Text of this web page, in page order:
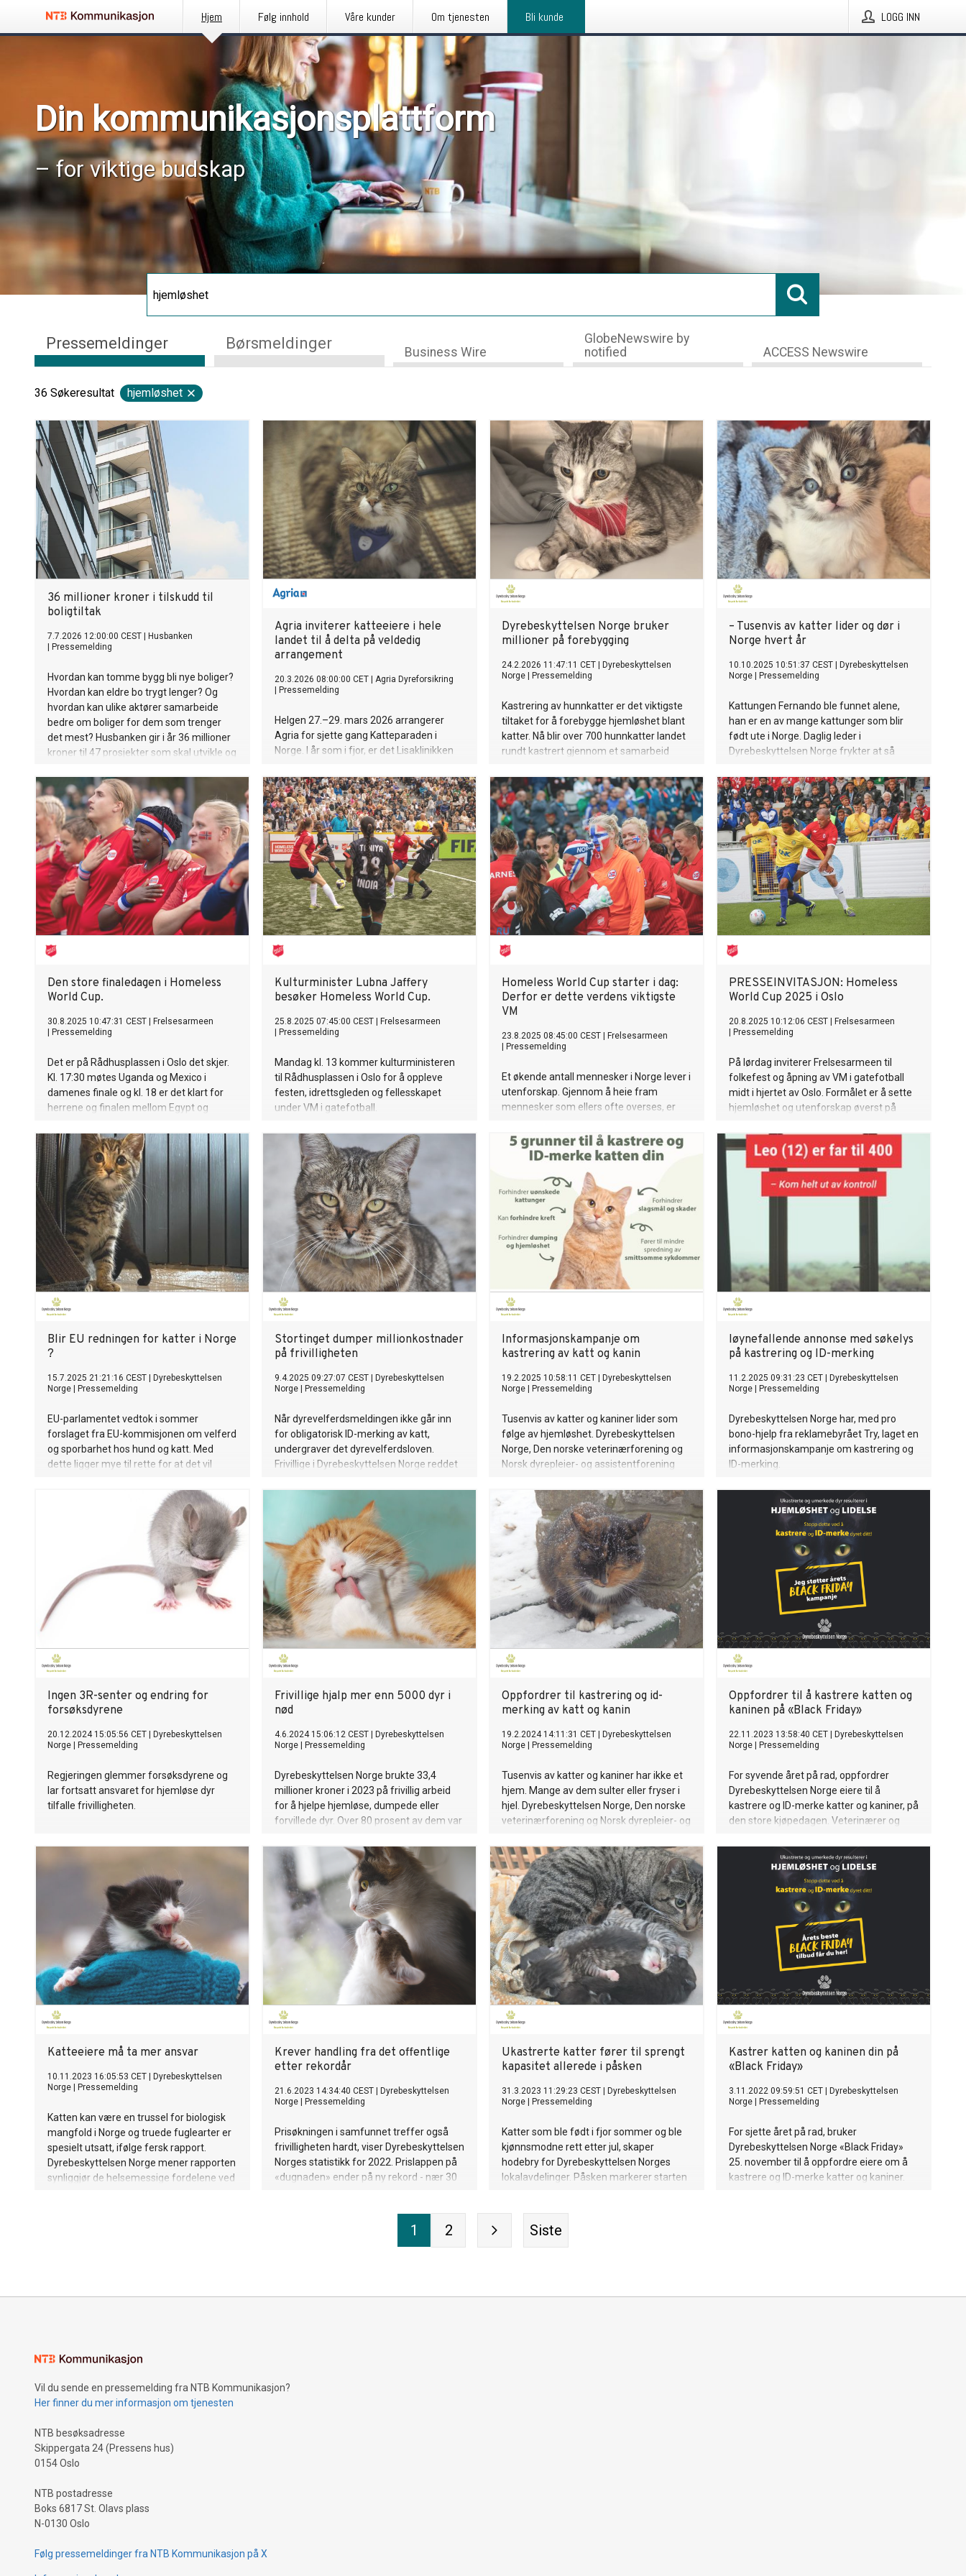
Hjem Følg innhold Våre kunder Om tjenesten Bli kunde LOGG INN
Din kommunikasjonsplattform
– for viktige budskap
Pressemeldinger Børsmeldinger Business Wire
GlobeNewswire by
notified
ACCESS Newswire
36 Søkeresultat hjemløshet
36 millioner kroner i tilskudd til
boligtiltak
7.7.2026 12:00:00 CEST
Husbanken
Pressemelding
Hvordan kan tomme bygg bli nye boliger?
Hvordan kan eldre bo trygt lenger? Og
hvordan kan ulike aktører samarbeide
bedre om boliger for dem som trenger
det mest? Husbanken gir i år 36 millioner
kroner til 47 prosjekter som skal utvikle og
boligpolitiske utfordringer.
Agria inviterer katteeiere i hele
landet til å delta på veldedig
arrangement
20.3.2026 08:00:00 CET
Agria Dyreforsikring
Pressemelding
Helgen 27.–29. mars 2026 arrangerer
Agria for sjette gang Katteparaden i
Norge. I år som i fjor, er det Lisaklinikken
midlene. Klinikken tilbyr gratis
veterinærhjelp til dyr med eiere som av
ulike årsaker ikke har mulighet til å betale
for behandling.
Dyrebeskyttelsen Norge bruker
millioner på forebygging
24.2.2026 11:47:11 CET
Dyrebeskyttelsen
Norge
Pressemelding
Kastrering av hunnkatter er det viktigste
tiltaket for å forebygge hjemløshet blant
katter. Nå blir over 700 hunnkatter landet
rundt kastrert gjennom et samarbeid
forbindelse med Verdens kastreringsdag.
– Tusenvis av katter lider og dør i
Norge hvert år
10.10.2025 10:51:37 CEST
Dyrebeskyttelsen
Norge
Pressemelding
Kattungen Fernando ble funnet alene,
han er en av mange kattunger som blir
født ute i Norge. Daglig leder i
Dyrebeskyttelsen Norge frykter at så
katter lider og dør hvert år. Nå lanseres en
stor nasjonal kampanje med gratis
kastrering av katter.
Den store finaledagen i Homeless
World Cup.
30.8.2025 10:47:31 CEST
Frelsesarmeen
Pressemelding
Det er på Rådhusplassen i Oslo det skjer.
Kl. 17:30 møtes Uganda og Mexico i
damenes finale og kl. 18 er det klart for
herrene og finalen mellom Egypt og
Kulturminister Lubna Jaffery
besøker Homeless World Cup.
25.8.2025 07:45:00 CEST
Frelsesarmeen
Pressemelding
Mandag kl. 13 kommer kulturministeren
til Rådhusplassen i Oslo for å oppleve
festen, idrettsgleden og fellesskapet
under VM i gatefotball.
Homeless World Cup starter i dag:
Derfor er dette verdens viktigste
VM
23.8.2025 08:45:00 CEST
Frelsesarmeen
Pressemelding
Et økende antall mennesker i Norge lever i
utenforskap. Gjennom å heie fram
mennesker som ellers ofte overses, er
PRESSEINVITASJON: Homeless
World Cup 2025 i Oslo
20.8.2025 10:12:06 CEST
Frelsesarmeen
Pressemelding
På lørdag inviterer Frelsesarmeen til
folkefest og åpning av VM i gatefotball
midt i hjertet av Oslo. Formålet er å sette
hjemløshet og utenforskap øverst på
Blir EU redningen for katter i Norge
?
15.7.2025 21:21:16 CEST
Dyrebeskyttelsen
Norge
Pressemelding
EU-parlamentet vedtok i sommer
forslaget fra EU-kommisjonen om velferd
og sporbarhet hos hund og katt. Med
dette ligger mye til rette for at det vil
hunder og katter i EU – og dermed EØS-
landet Norge. Dyrebeskyttelsen Norge har
kjempet for ID-merking av katt i over 50
år. Dersom EU-forslaget blir vedtatt vil
dette være en historisk dyrevelferdsseier.
Stortinget dumper millionkostnader
på frivilligheten
9.4.2025 09:27:07 CEST
Dyrebeskyttelsen
Norge
Pressemelding
Når dyrevelferdsmeldingen ikke går inn
for obligatorisk ID-merking av katt,
undergraver det dyrevelferdsloven.
Frivillige i Dyrebeskyttelsen Norge reddet
Informasjonskampanje om
kastrering av katt og kanin
19.2.2025 10:58:11 CET
Dyrebeskyttelsen
Norge
Pressemelding
Tusenvis av katter og kaniner lider som
følge av hjemløshet. Dyrebeskyttelsen
Norge, Den norske veterinærforening og
Norsk dyrepleier- og assistentforening
katter og kaniner i forbindelse med
verdens kastreringsdag 25. februar.
Iøynefallende annonse med søkelys
på kastrering og ID-merking
11.2.2025 09:31:23 CET
Dyrebeskyttelsen
Norge
Pressemelding
Dyrebeskyttelsen Norge har, med pro
bono-hjelp fra reklamebyrået Try, laget en
informasjonskampanje om kastrering og
ID-merking.
Ingen 3R-senter og endring for
forsøksdyrene
20.12.2024 15:05:56 CET
Dyrebeskyttelsen
Norge
Pressemelding
Regjeringen glemmer forsøksdyrene og
lar fortsatt ansvaret for hjemløse dyr
tilfalle frivilligheten.
Frivillige hjalp mer enn 5000 dyr i
nød
4.6.2024 15:06:12 CEST
Dyrebeskyttelsen
Norge
Pressemelding
Dyrebeskyttelsen Norge brukte 33,4
millioner kroner i 2023 på frivillig arbeid
for å hjelpe hjemløse, dumpede eller
forvillede dyr. Over 80 prosent av dem var
Oppfordrer til kastrering og id-
merking av katt og kanin
19.2.2024 14:11:31 CET
Dyrebeskyttelsen
Norge
Pressemelding
Tusenvis av katter og kaniner har ikke et
hjem. Mange av dem sulter eller fryser i
hjel. Dyrebeskyttelsen Norge, Den norske
veterinærforening og Norsk dyrepleier- og
en felles informasjonskampanje.
Oppfordrer til å kastrere katten og
kaninen på «Black Friday»
22.11.2023 13:58:40 CET
Dyrebeskyttelsen
Norge
Pressemelding
For syvende året på rad, oppfordrer
Dyrebeskyttelsen Norge eiere til å
kastrere og ID-merke katter og kaniner, på
den store kjøpedagen. Veterinærer og
også med og deler dette budskapet. Slik
kan vi forhindre hjemløshet og dumping
av dyr, samtidig som vi bedrer
dyrevelferden hos kattene og kaninene
Katteeiere må ta mer ansvar
10.11.2023 16:05:53 CET
Dyrebeskyttelsen
Norge
Pressemelding
Katten kan være en trussel for biologisk
mangfold i Norge og truede fuglearter er
spesielt utsatt, ifølge fersk rapport.
Dyrebeskyttelsen Norge mener rapporten
synliggjør de helsemessige fordelene ved
Krever handling fra det offentlige
etter rekordår
21.6.2023 14:34:40 CEST
Dyrebeskyttelsen
Norge
Pressemelding
Prisøkningen i samfunnet treffer også
frivilligheten hardt, viser Dyrebeskyttelsen
Norges statistikk for 2022. Prislappen på
«dugnaden» ender på ny rekord - nær 30
Ukastrerte katter fører til sprengt
kapasitet allerede i påsken
31.3.2023 11:29:23 CEST
Dyrebeskyttelsen
Norge
Pressemelding
Katter som ble født i fjor sommer og ble
kjønnsmodne rett etter jul, skaper
hodebry for Dyrebeskyttelsen Norges
lokalavdelinger. Påsken markerer starten
kattekull. Organisasjonen etterlyser ID-
merking og mer ansvar hos dyreeiere.
Kastrer katten og kaninen din på
«Black Friday»
3.11.2022 09:59:51 CET
Dyrebeskyttelsen
Norge
Pressemelding
For sjette året på rad, bruker
Dyrebeskyttelsen Norge «Black Friday»
25. november til å oppfordre eiere om å
kastrere og ID-merke katter og kaniner.
1 2 Siste
Vil du sende en pressemelding fra NTB Kommunikasjon?
Her finner du mer informasjon om tjenesten
NTB besøksadresse
Skippergata 24 (Pressens hus)
0154 Oslo
NTB postadresse
Boks 6817 St. Olavs plass
N-0130 Oslo
Følg pressemeldinger fra NTB Kommunikasjon på X